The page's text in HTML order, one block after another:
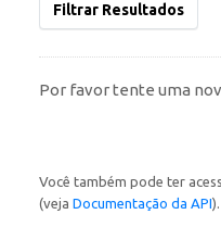
Filtrar Resultados
Por favor tente uma
Você também pode ter
(veja Documentação da API).